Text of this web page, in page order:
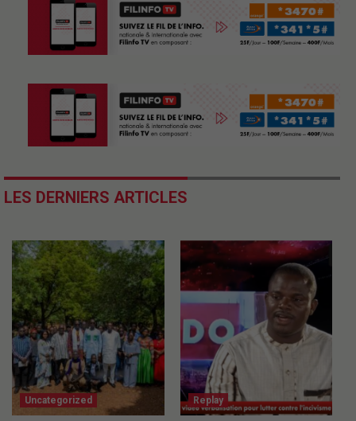
LES DERNIERS ARTICLES
Uncategorized Replay